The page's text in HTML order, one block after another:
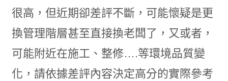
很高，但近期卻差評不斷，可能懷疑是更
換管理階層甚至直接換老闆了，又或者，
可能附近在施工、整修….等環境品質變
化，請依據差評內容決定高分的實際參考